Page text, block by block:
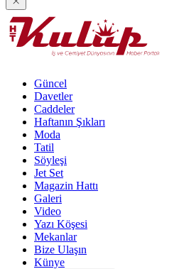
Güncel
Davetler
Caddeler
Haftanın Şıkları
Moda
Tatil
Söyleşi
Jet Set
Magazin Hattı
Galeri
Video
Yazı Köşesi
Mekanlar
Bize Ulaşın
Künye